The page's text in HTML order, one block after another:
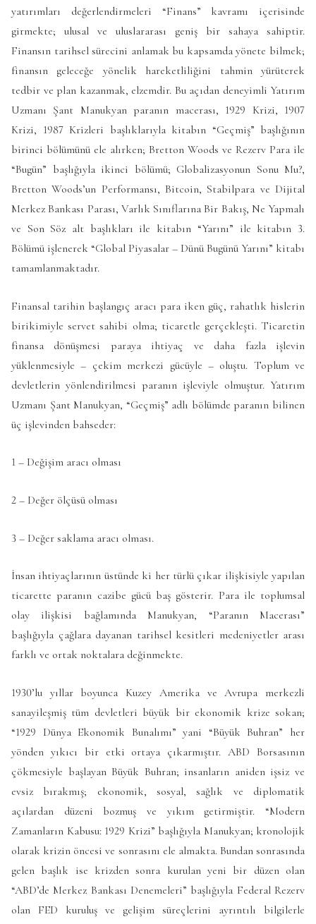
yatırımları değerlendirmeleri “Finans” kavramı içerisinde
girmekte; ulusal ve uluslararası geniş bir sahaya sahiptir.
Finansın tarihsel sürecini anlamak bu kapsamda yönete bilmek;
finansın geleceğe yönelik hareketliliğini tahmin yürüterek
tedbir ve plan kazanmak, elzemdir. Bu açıdan deneyimli Yatırım
Uzmanı Şant Manukyan paranın macerası, 1929 Krizi, 1907
Krizi, 1987 Krizleri başlıklarıyla kitabın “Geçmiş” başlığının
birinci bölümünü ele alırken; Bretton Woods ve Rezerv Para ile
“Bugün” başlığıyla ikinci bölümü; Globalizasyonun Sonu Mu?,
Bretton Woods’un Performansı, Bitcoin, Stabilpara ve Dijital
Merkez Bankası Parası, Varlık Sınıflarına Bir Bakış, Ne Yapmalı
ve Son Söz alt başlıkları ile kitabın “Yarını” ile kitabın 3.
Bölümü işlenerek “Global Piyasalar – Dünü Bugünü Yarını” kitabı
tamamlanmaktadır.
Finansal tarihin başlangıç aracı para iken güç, rahatlık hislerin
birikimiyle servet sahibi olma; ticaretle gerçekleşti. Ticaretin
finansa dönüşmesi paraya ihtiyaç ve daha fazla işlevin
yüklenmesiyle – çekim merkezi gücüyle – oluştu. Toplum ve
devletlerin yönlendirilmesi paranın işleviyle olmuştur. Yatırım
Uzmanı Şant Manukyan, “Geçmiş” adlı bölümde paranın bilinen
üç işlevinden bahseder:
1 – Değişim aracı olması
2 – Değer ölçüsü olması
3 – Değer saklama aracı olması.
İnsan ihtiyaçlarının üstünde ki her türlü çıkar ilişkisiyle yapılan
ticarette paranın cazibe gücü baş gösterir. Para ile toplumsal
olay ilişkisi bağlamında Manukyan, “Paranın Macerası”
başlığıyla çağlara dayanan tarihsel kesitleri medeniyetler arası
farklı ve ortak noktalara değinmekte.
1930’lu yıllar boyunca Kuzey Amerika ve Avrupa merkezli
sanayileşmiş tüm devletleri büyük bir ekonomik krize sokan;
“1929 Dünya Ekonomik Bunalımı” yani “Büyük Buhran” her
yönden yıkıcı bir etki ortaya çıkarmıştır. ABD Borsasının
çökmesiyle başlayan Büyük Buhran; insanların aniden işsiz ve
evsiz bırakmış; ekonomik, sosyal, sağlık ve diplomatik
açılardan düzeni bozmuş ve yıkım getirmiştir. “Modern
Zamanların Kabusu: 1929 Krizi” başlığıyla Manukyan; kronolojik
olarak krizin öncesi ve sonrasını ele almakta. Bundan sonrasında
gelen başlık ise krizden sonra kurulan yeni bir düzen olan
“ABD’de Merkez Bankası Denemeleri” başlığıyla Federal Rezerv
olan FED kuruluş ve gelişim süreçlerini ayrıntılı bilgilerle